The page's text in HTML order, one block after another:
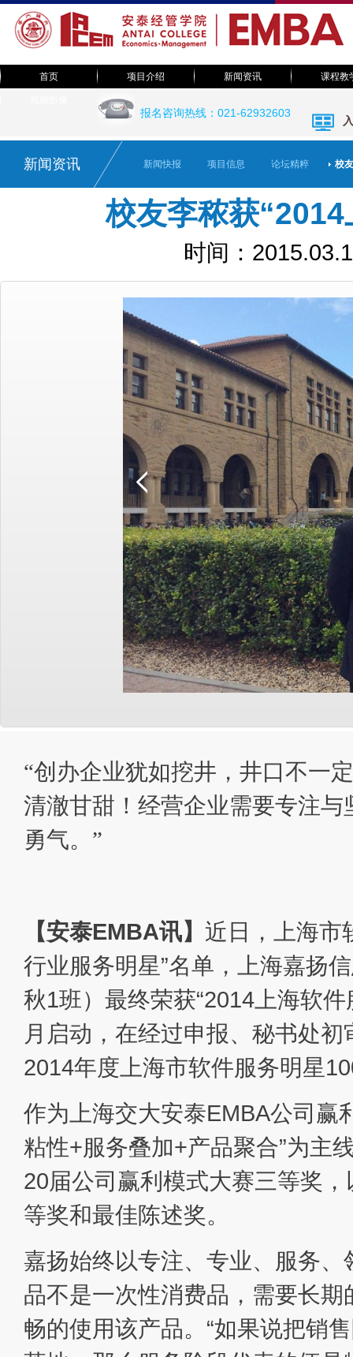
首页 项目介绍
院长致辞
联系我们
新闻资讯 课程教
班级之声
视觉系统
报名咨询热线：021-62932603
新闻资讯 新闻快报 项目信息 论坛精粹 校
校友李秾获
时间：
“创办企业犹如挖井，井口不一
清澈甘甜！经营企业需要专注
勇气。”
【安泰EMBA讯】 近日，上海市
行业服务明星”名单，上海嘉扬
秋1班）最终荣获“2014上海软
月启动，在经过申报、秘书处
2014年度上海市软件服务明星
作为上海交大安泰EMBA公司赢
粘性+服务叠加+产品聚合”为主
20届公司赢利模式大赛三等奖
等奖和最佳陈述奖。
嘉扬始终以专注、专业、服务
品不是一次性消费品，需要长
畅的使用该产品。“如果说把销